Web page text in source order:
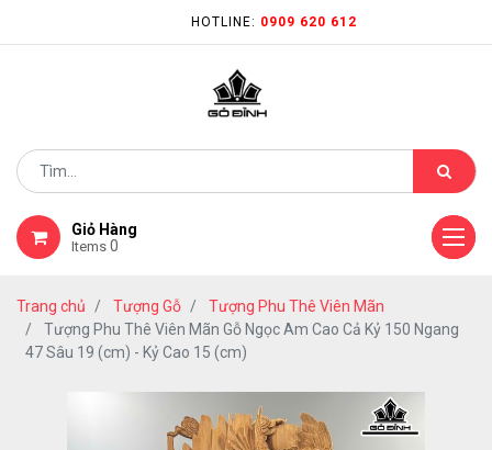
HOTLINE: 0909 620 612
Giỏ Hàng
Items 0
Trang chủ Tượng Gỗ
Tượng Phu Thê Viên Mãn
Tượng Phu Thê Viên Mãn Gỗ Ngọc Am Cao Cả Kỷ 150 Ngang
47 Sâu 19 (cm) - Kỷ Cao 15 (cm)